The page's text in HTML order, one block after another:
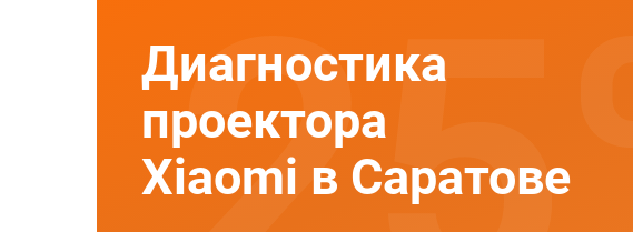
Диагностика
проектора
Xiaomi в Саратове